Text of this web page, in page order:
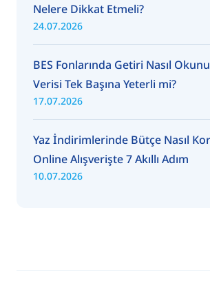
Nelere Dikkat Etmeli?
24.07.2026
BES Fonlarında Getiri Nasıl
Verisi Tek Başına Yeterli mi?
17.07.2026
Yaz İndirimlerinde Bütçe Nasıl
Online Alışverişte 7 Akıllı Adım
10.07.2026